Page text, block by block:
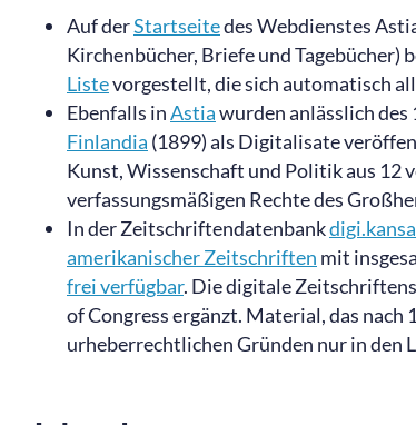
Auf derStartseitedes Webdienstes
Kirchenbücher, Briefe und
Listevorgestellt, die sich automatisch
Ebenfalls inAstiawurden anlässlich
Finlandia (1899) als Digitalisate
Kunst, Wissenschaft und Politik aus 12
verfassungsmäßigen Rechte des
In der Zeitschriftendatenbank
amerikanischer Zeitschriften mit
frei verfügbar. Die digitale
of Congress ergänzt. Material, das
urheberrechtlichen Gründen nur in den